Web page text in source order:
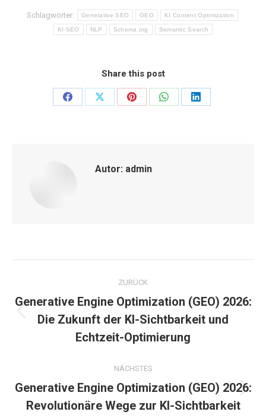
Schlagwörter: Generative SEO GEO KI Content Optimization
KI-SEO NLP Schema.org Semantic Search
Share this post
Share
Share
Share
Share
Share
Autor: admin
Kommentarnavigation
ZURÜCK
Vorheriger
Beitrag:
Generative Engine Optimization (GEO) 2026:
Die Zukunft der KI-Sichtbarkeit und
Echtzeit-Optimierung
NÄCHSTES
Nächster
Beitrag:
Generative Engine Optimization (GEO) 2026:
Revolutionäre Wege zur KI-Sichtbarkeit